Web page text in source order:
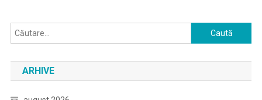
Caută
după:
ARHIVE